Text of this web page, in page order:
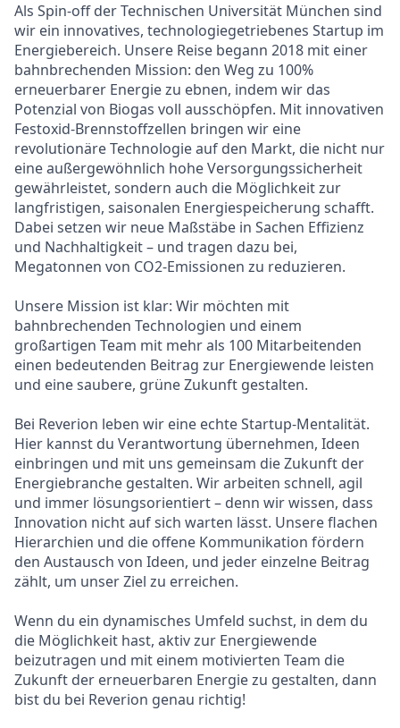
Als Spin-off der Technischen Universität München sind
wir ein innovatives, technologiegetriebenes Startup im
Energiebereich. Unsere Reise begann 2018 mit einer
bahnbrechenden Mission: den Weg zu 100%
erneuerbarer Energie zu ebnen, indem wir das
Potenzial von Biogas voll ausschöpfen. Mit innovativen
Festoxid-Brennstoffzellen bringen wir eine
revolutionäre Technologie auf den Markt, die nicht nur
eine außergewöhnlich hohe Versorgungssicherheit
gewährleistet, sondern auch die Möglichkeit zur
langfristigen, saisonalen Energiespeicherung schafft.
Dabei setzen wir neue Maßstäbe in Sachen Effizienz
und Nachhaltigkeit – und tragen dazu bei,
Megatonnen von CO2-Emissionen zu reduzieren.
Unsere Mission ist klar: Wir möchten mit
bahnbrechenden Technologien und einem
großartigen Team mit mehr als 100 Mitarbeitenden
einen bedeutenden Beitrag zur Energiewende leisten
und eine saubere, grüne Zukunft gestalten.
Bei Reverion leben wir eine echte Startup-Mentalität.
Hier kannst du Verantwortung übernehmen, Ideen
einbringen und mit uns gemeinsam die Zukunft der
Energiebranche gestalten. Wir arbeiten schnell, agil
und immer lösungsorientiert – denn wir wissen, dass
Innovation nicht auf sich warten lässt. Unsere flachen
Hierarchien und die offene Kommunikation fördern
den Austausch von Ideen, und jeder einzelne Beitrag
zählt, um unser Ziel zu erreichen.
Wenn du ein dynamisches Umfeld suchst, in dem du
die Möglichkeit hast, aktiv zur Energiewende
beizutragen und mit einem motivierten Team die
Zukunft der erneuerbaren Energie zu gestalten, dann
bist du bei Reverion genau richtig!